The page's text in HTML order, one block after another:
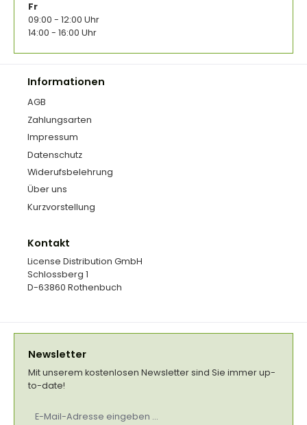
Fr
09:00 - 12:00 Uhr
14:00 - 16:00 Uhr
Informationen
AGB
Zahlungsarten
Impressum
Datenschutz
Widerufsbelehrung
Über uns
Kurzvorstellung
Kontakt
License Distribution GmbH
Schlossberg 1
D-63860 Rothenbuch
Newsletter
Mit unserem kostenlosen Newsletter sind Sie immer up-
to-date!
Mail-